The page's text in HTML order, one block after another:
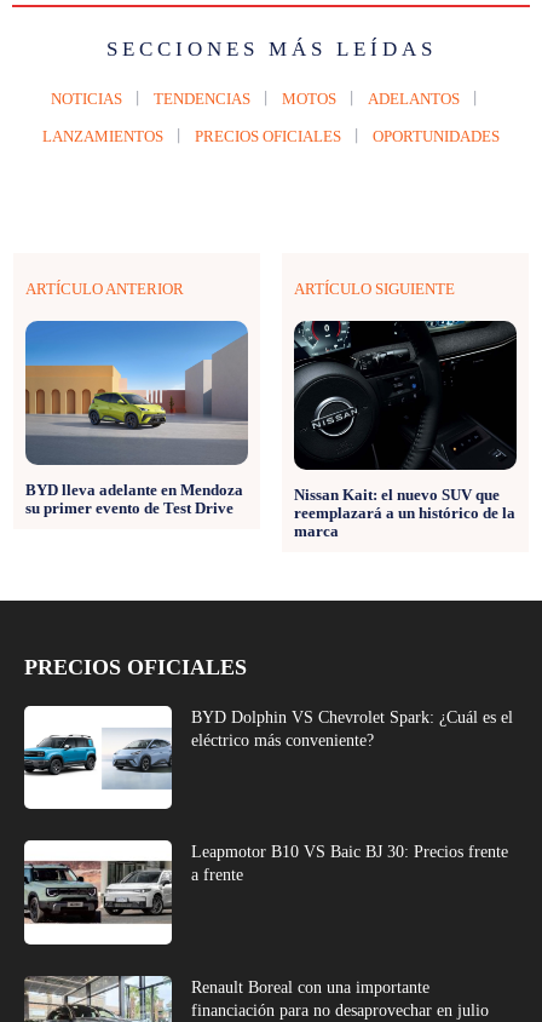
SECCIONES MÁS LEÍDAS
NOTICIAS TENDENCIAS MOTOS ADELANTOS
LANZAMIENTOS PRECIOS OFICIALES OPORTUNIDADES
ARTÍCULO ANTERIOR
BYD lleva adelante en Mendoza
su primer evento de Test Drive
ARTÍCULO SIGUIENTE
Nissan Kait: el nuevo SUV que
reemplazará a un histórico de la
marca
PRECIOS OFICIALES
BYD Dolphin VS Chevrolet Spark: ¿Cuál es el
eléctrico más conveniente?
Leapmotor B10 VS Baic BJ 30: Precios frente
a frente
Renault Boreal con una importante
financiación para no desaprovechar en julio